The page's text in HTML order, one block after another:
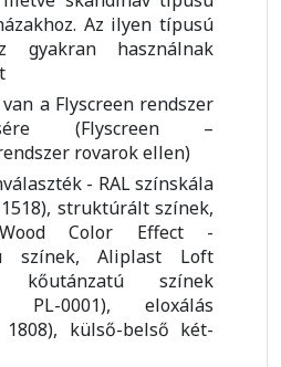
Az ilyen típusú
gyakran használnak
a Flyscreen rendszer
(Flyscreen –
rovarok ellen)
- RAL színskála
struktúrált színek,
Color Effect -
színek, Aliplast Loft
színek
PL-0001), eloxálás
1808), külső-belső két-